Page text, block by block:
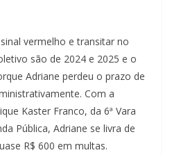
vermelho e transitar no
são de 2024 e 2025 e o
Adriane perdeu o prazo de
Com a
Kaster Franco, da 6ª Vara
Pública, Adriane se livra de
R$ 600 em multas.